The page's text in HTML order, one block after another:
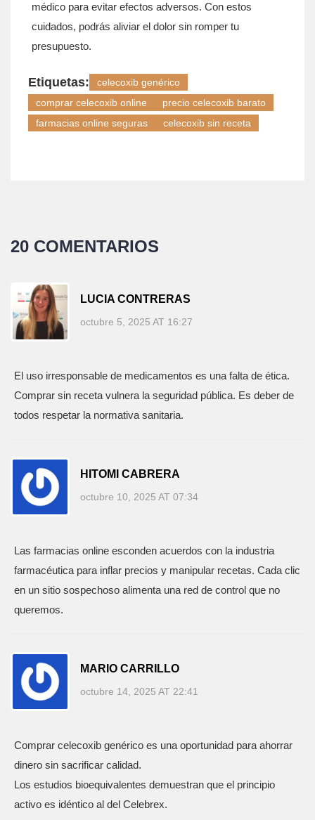
médico para evitar efectos adversos. Con estos
cuidados, podrás aliviar el dolor sin romper tu
presupuesto.
Etiquetas:
celecoxib genérico
comprar celecoxib online
precio celecoxib barato
farmacias online seguras
celecoxib sin receta
20 COMENTARIOS
LUCIA CONTRERAS
octubre 5, 2025 AT 16:27
El uso irresponsable de medicamentos es una falta de ética.
Comprar sin receta vulnera la seguridad pública. Es deber de
todos respetar la normativa sanitaria.
HITOMI CABRERA
octubre 10, 2025 AT 07:34
Las farmacias online esconden acuerdos con la industria
farmacéutica para inflar precios y manipular recetas. Cada clic
en un sitio sospechoso alimenta una red de control que no
queremos.
MARIO CARRILLO
octubre 14, 2025 AT 22:41
Comprar celecoxib genérico es una oportunidad para ahorrar
dinero sin sacrificar calidad.
Los estudios bioequivalentes demuestran que el principio
activo es idéntico al del Celebrex.